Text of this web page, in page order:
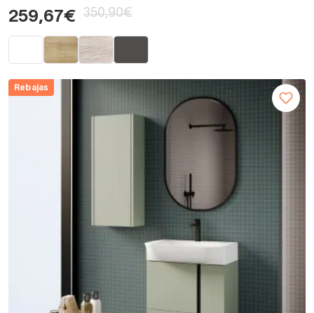
259,67€ 350,90€
Rebajas